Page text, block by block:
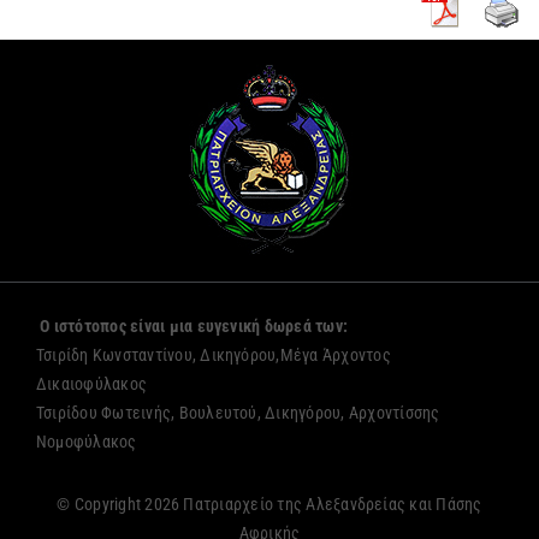
Ο ιστότοπος είναι μια ευγενική δωρεά των:
Τσιρίδη Κωνσταντίνου, Δικηγόρου,Μέγα Άρχοντος
Δικαιοφύλακος
Τσιρίδου Φωτεινής, Βουλευτού, Δικηγόρου, Αρχοντίσσης
Νομοφύλακος
© Copyright 2026 Πατριαρχείο της Αλεξανδρείας και Πάσης
Αφρικής